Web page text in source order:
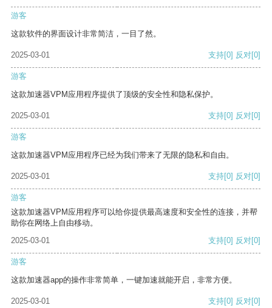
游客
这款软件的界面设计非常简洁，一目了然。
2025-03-01 支持[0] 反对[0]
游客
这款加速器VPM应用程序提供了顶级的安全性和隐私保护。
2025-03-01 支持[0] 反对[0]
游客
这款加速器VPM应用程序已经为我们带来了无限的隐私和自由。
2025-03-01 支持[0] 反对[0]
游客
这款加速器VPM应用程序可以给你提供最高速度和安全性的连接，并帮
助你在网络上自由移动。
2025-03-01
支持[0] 反对[0]
游客
这款加速器app的操作非常简单，一键加速就能开启，非常方便。
2025-03-01 支持[0] 反对[0]